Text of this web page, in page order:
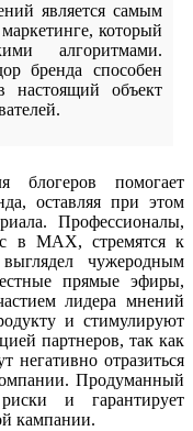
является самым
который
алгоритмами.
бренда способен
настоящий объект
блогеров помогает
оставляя при этом
Профессионалы,
в MAX, стремятся к
чужеродным
прямые эфиры,
лидера мнений
и стимулируют
партнеров, так как
негативно отразиться
Продуманный
и гарантирует
кампании.